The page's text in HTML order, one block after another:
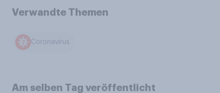
Verwandte Themen
Coronavirus
Am selben Tag veröffentlicht